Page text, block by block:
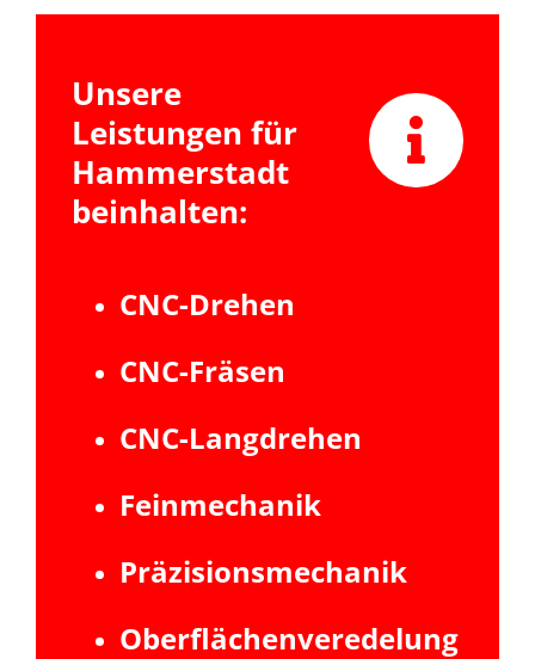
Unsere
Leistungen für
Hammerstadt
beinhalten:
CNC-Drehen
CNC-Fräsen
CNC-Langdrehen
Feinmechanik
Präzisionsmechanik
Oberflächenveredelung